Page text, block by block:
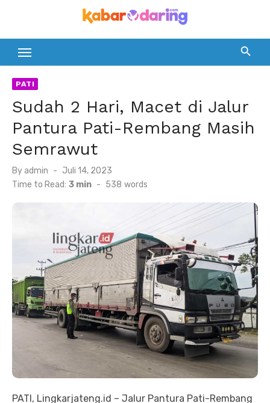
content
PATI
Sudah 2 Hari, Macet di Jalur
Pantura Pati-Rembang Masih
Semrawut
By admin
Posted
on
Juli 14, 2023
Time to Read: 3 min - 538 words
PATI, Lingkarjateng.id – Jalur Pantura Pati-Rembang